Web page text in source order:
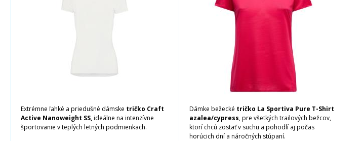
Extrémne ľahké a priedušné dámske tričko Craft
Active Nanoweight SS,ideálne na intenzívne
športovanie v teplých letných podmienkach.
Dámke bežecké tričko La Sportiva Pure T-Shirt
azalea/cypress, pre všetkých trailových bežcov,
ktorí chcú zostať v suchu a pohodlí aj počas
horúcich dní a náročných stúpaní.